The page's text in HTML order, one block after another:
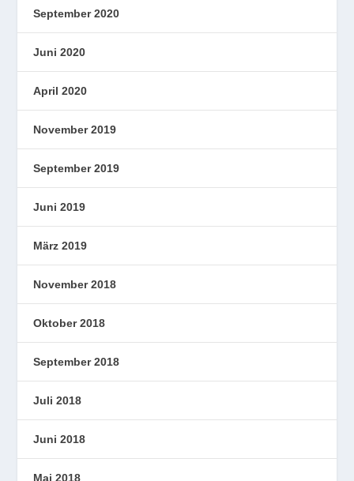
September 2020
Juni 2020
April 2020
November 2019
September 2019
Juni 2019
März 2019
November 2018
Oktober 2018
September 2018
Juli 2018
Juni 2018
Mai 2018